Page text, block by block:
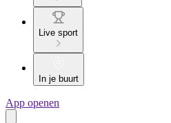
Live sport
In je buurt
App openen